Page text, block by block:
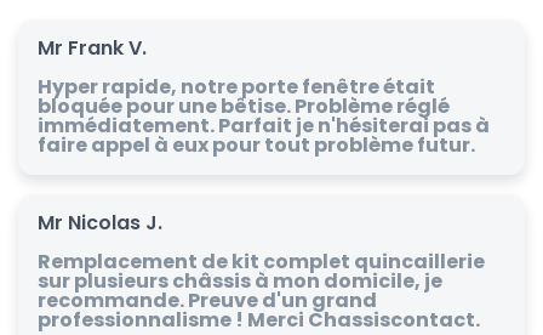
Mr Frank V.
Hyper rapide, notre porte fenêtre était
bloquée pour une bêtise. Problème réglé
immédiatement. Parfait je n'hésiterai pas à
faire appel à eux pour tout problème futur.
Mr Nicolas J.
Remplacement de kit complet quincaillerie
sur plusieurs châssis à mon domicile, je
recommande. Preuve d'un grand
professionnalisme ! Merci Chassiscontact.